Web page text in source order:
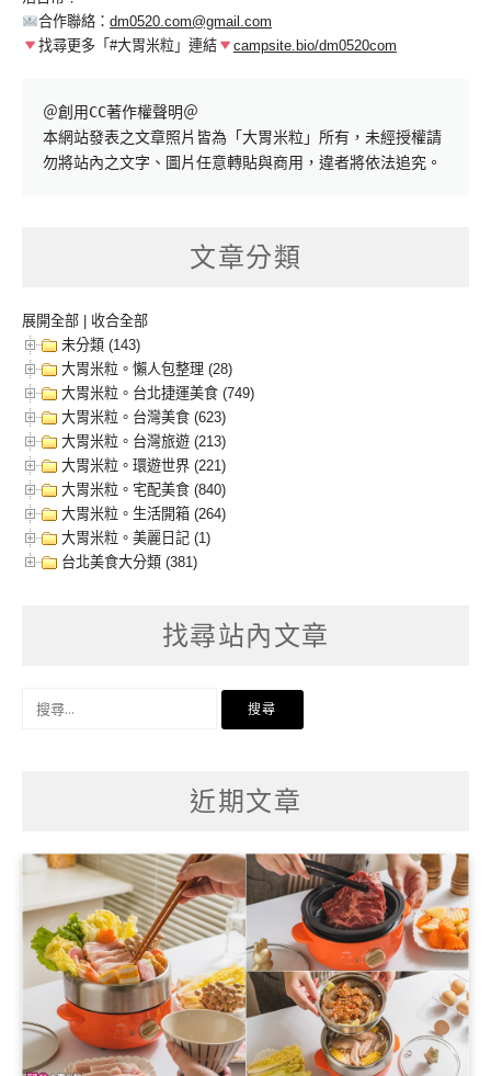
合作聯絡： dm0520.com@gmail.com
找尋更多「#大胃米粒」連結
campsite.bio/dm0520com
＠創用CC著作權聲明＠
本網站發表之文章照片皆為「大胃米粒」所有，未經授權請
勿將站內之文字、圖片任意轉貼與商用，違者將依法追究。
文章分類
展開全部
收合全部
未分類 (143)
大胃米粒。懶人包整理 (28)
大胃米粒。台北捷運美食 (749)
大胃米粒。台灣美食 (623)
大胃米粒。台灣旅遊 (213)
大胃米粒。環遊世界 (221)
大胃米粒。宅配美食 (840)
大胃米粒。生活開箱 (264)
大胃米粒。美麗日記 (1)
台北美食大分類 (381)
找尋站內文章
近期文章